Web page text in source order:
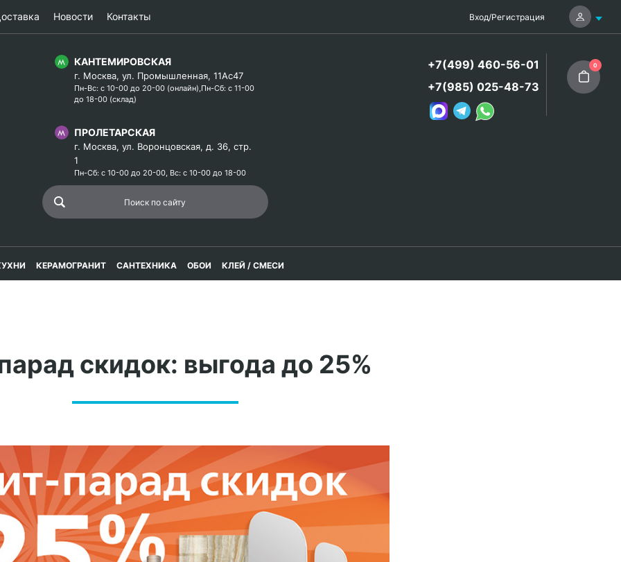
Новости Контакты Вход/Регистрация
КАНТЕМИРОВСКАЯ
г. Москва, ул. Промышленная, 11Ас47
Пн-Вс: с 10-00 до 20-00 (онлайн),Пн-Сб: с 11-00
до 18-00 (склад)
ПРОЛЕТАРСКАЯ
г. Москва, ул. Воронцовская, д. 36, стр.
1
Пн-Сб: с 10-00 до 20-00, Вс: с 10-00 до 18-00
+7(499) 460-56-01
+7(985) 025-48-73
0
КЕРАМОГРАНИТ САНТЕХНИКА ОБОИ КЛЕЙ / СМЕСИ
скидок: выгода до 25%